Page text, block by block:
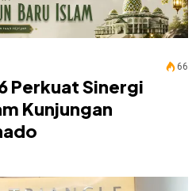
66
Perkuat Sinergi
Kunjungan